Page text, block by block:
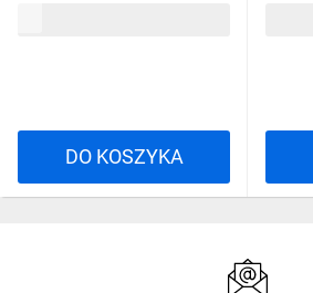
DO KOSZYKA